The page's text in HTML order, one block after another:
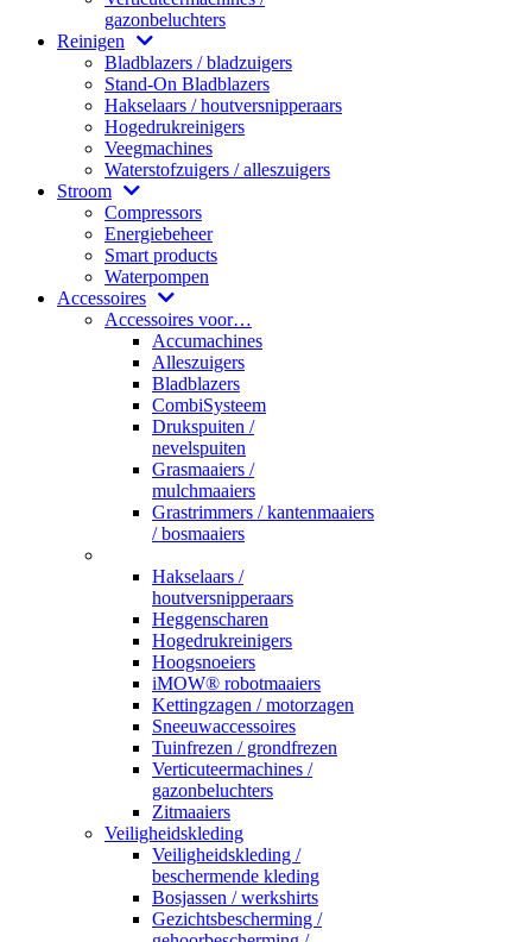
gazonbeluchters
Reinigen
Bladblazers / bladzuigers
Stand-On Bladblazers
Hakselaars / houtversnipperaars
Hogedrukreinigers
Veegmachines
Waterstofzuigers / alleszuigers
Stroom
Compressors
Energiebeheer
Smart products
Waterpompen
Accessoires
Accessoires voor…
Accumachines
Alleszuigers
Bladblazers
CombiSysteem
Drukspuiten /
nevelspuiten
Grasmaaiers /
mulchmaaiers
Grastrimmers / kantenmaaiers
/ bosmaaiers
Hakselaars /
houtversnipperaars
Heggenscharen
Hogedrukreinigers
Hoogsnoeiers
iMOW® robotmaaiers
Kettingzagen / motorzagen
Sneeuwaccessoires
Tuinfrezen / grondfrezen
Verticuteermachines /
gazonbeluchters
Zitmaaiers
Veiligheidskleding
Veiligheidskleding /
beschermende kleding
Bosjassen / werkshirts
Gezichtsbescherming /